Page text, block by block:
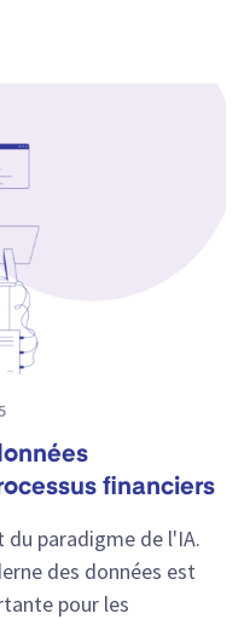
financiers
du paradigme de l'IA.
des données est
pour les